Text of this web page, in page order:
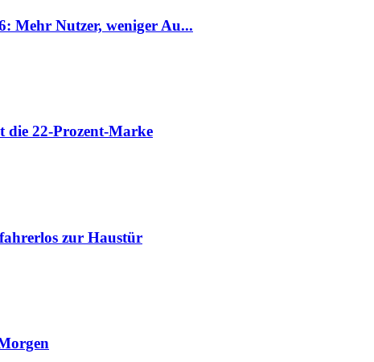
Mehr Nutzer, weniger Au...
22-Prozent-Marke
zur Haustür